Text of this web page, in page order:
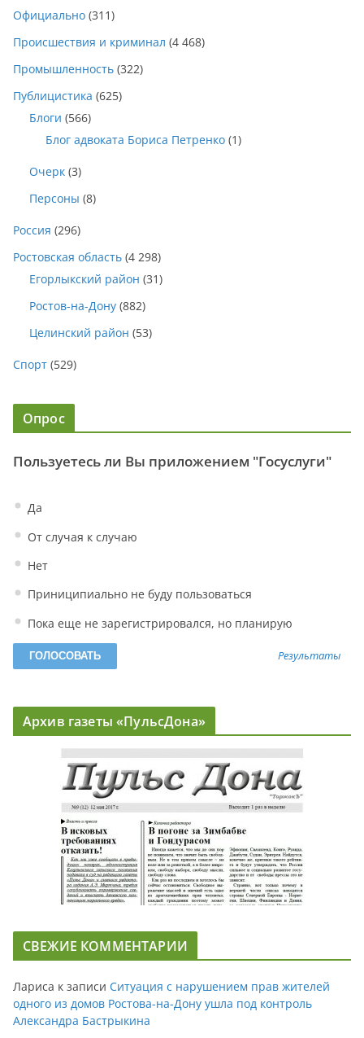
Официально (311)
Происшествия и криминал (4 468)
Промышленность (322)
Публицистика (625)
Блоги (566)
Блог адвоката Бориса Петренко (1)
Очерк (3)
Персоны (8)
Россия (296)
Ростовская область (4 298)
Егорлыкский район (31)
Ростов-на-Дону (882)
Целинский район (53)
Спорт (529)
Опрос
Пользуетесь ли Вы приложением "Госуслуги"
Да
От случая к случаю
Нет
Приниципиально не буду пользоваться
Пока еще не зарегистрировался, но планирую
Результаты
Архив газеты «ПульсДона»
СВЕЖИЕ КОММЕНТАРИИ
Лариса к записи Ситуация с нарушением прав жителей
одного из домов Ростова-на-Дону ушла под контроль
Александра Бастрыкина